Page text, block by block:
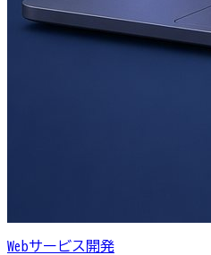
Webサービス開発